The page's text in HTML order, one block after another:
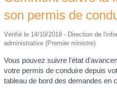
son permis de
Vérifié le 14/10/2019 - Direction de
administrative (Premier ministre)
Vous pouvez suivre l'état
votre permis de conduire depuis
tableau de bord des demandes en